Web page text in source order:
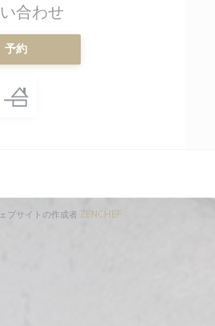
合わせ
予約
ブサイトの作成者 ZENCHEF((新しいウィンドウで